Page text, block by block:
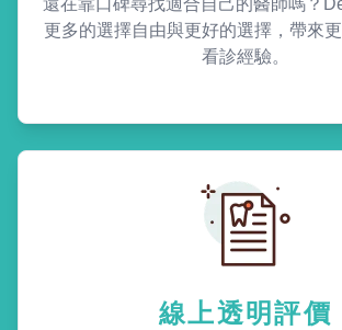
還在靠口碑尋找適合自己的醫師嗎？
更多的選擇自由與更好的選擇，帶來
看診經驗。
線上透明評價